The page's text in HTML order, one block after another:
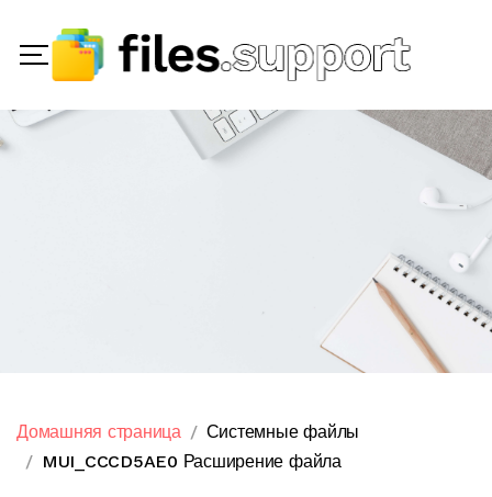
Домашняя страница
Системные файлы
MUI_CCCD5AE0 Расширение файла